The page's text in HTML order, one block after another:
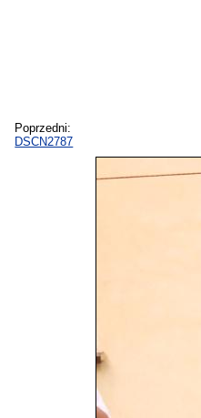
Poprzedni:
DSCN2787